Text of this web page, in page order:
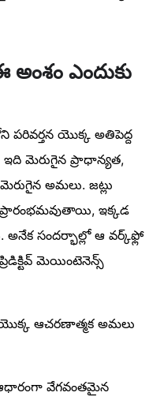
ఎందుకు
పరివర్తన యొక్క అతిపెద్ద
మెరుగైన ప్రాధాన్యత,
అమలు. జట్లు
ఇక్కడ
సందర్భాల్లో ఆ వర్క్‌ఫ్లో
మెయింటెనెన్స్
యొక్క ఆచరణాత్మక అమలు
వేగవంతమైన